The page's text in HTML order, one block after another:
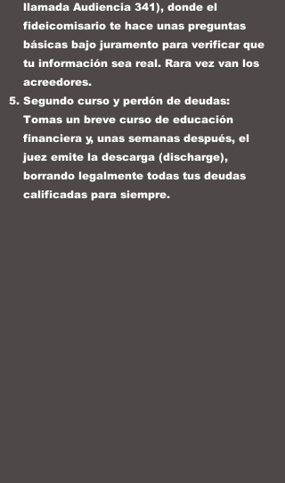
llamada Audiencia 341), donde el
fideicomisario te hace unas preguntas
básicas bajo juramento para verificar que
tu información sea real. Rara vez van los
acreedores.
Segundo curso y perdón de deudas:
Tomas un breve curso de educación
financiera y, unas semanas después, el
juez emite la descarga (discharge),
borrando legalmente todas tus deudas
calificadas para siempre.